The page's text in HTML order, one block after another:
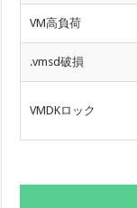
VM高負荷
.vmsd破損
VMDKロック